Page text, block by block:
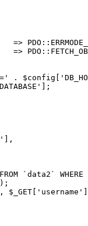
.